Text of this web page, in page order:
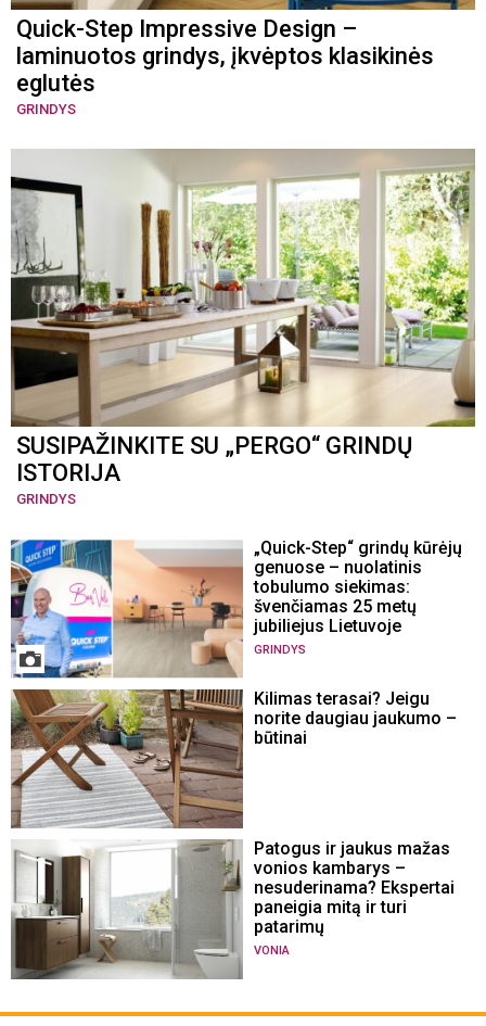
Quick-Step Impressive Design –
laminuotos grindys, įkvėptos klasikinės
eglutės
GRINDYS
SUSIPAŽINKITE SU „PERGO“ GRINDŲ
ISTORIJA
GRINDYS
„Quick-Step“ grindų kūrėjų
genuose – nuolatinis
tobulumo siekimas:
švenčiamas 25 metų
jubiliejus Lietuvoje
GRINDYS
Kilimas terasai? Jeigu
norite daugiau jaukumo –
būtinai
Patogus ir jaukus mažas
vonios kambarys –
nesuderinama? Ekspertai
paneigia mitą ir turi
patarimų
VONIA